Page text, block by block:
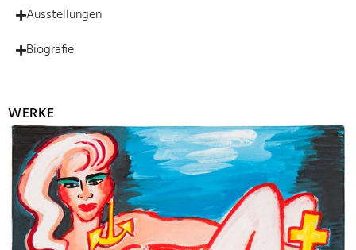
Ausstellungen
Biografie
WERKE